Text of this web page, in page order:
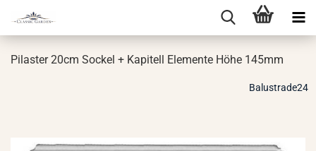
Pi­las­ter 20cm So­ckel + Ka­pi­tell Ele­men­te Höhe 145mm
Balustrade24